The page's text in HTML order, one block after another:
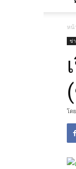
หน้
ข่
โดย